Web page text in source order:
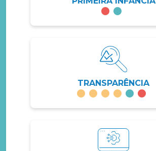
TRANSPARÊNCIA